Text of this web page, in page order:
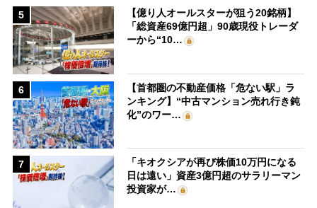
5
【億り人オールスターが狙う20銘柄】
「総資産69億円超」90歳現役トレーダ
ーから“10…
6
【首都圏の不動産価格「危ない駅」ラ
ンキング】“中古マンション売れ行き鈍
化”のワー…
7
「キオクシアが再び株価10万円になる
日は遠い」資産3億円超のサラリーマン
投資家が…